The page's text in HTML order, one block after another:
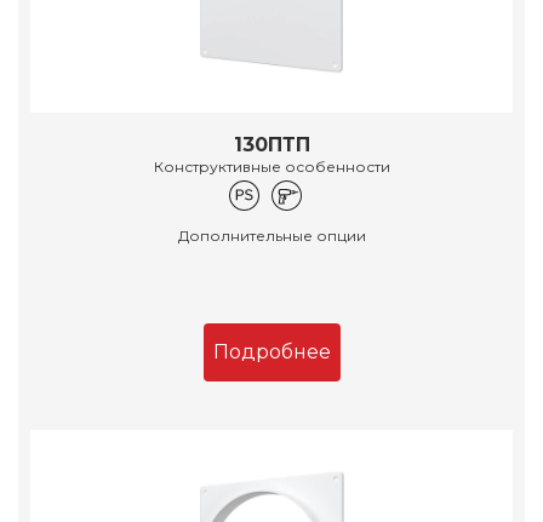
130ПТП
Конструктивные особенности
Дополнительные опции
Подробнее